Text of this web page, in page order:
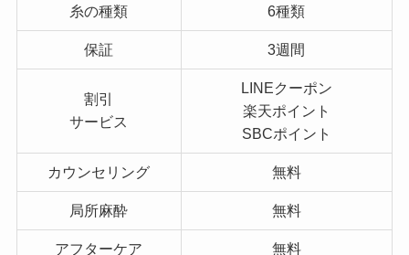
糸の種類 6種類
保証 3週間
割引
サービス
LINEクーポン
楽天ポイント
SBCポイント
カウンセリング 無料
局所麻酔 無料
アフターケア 無料